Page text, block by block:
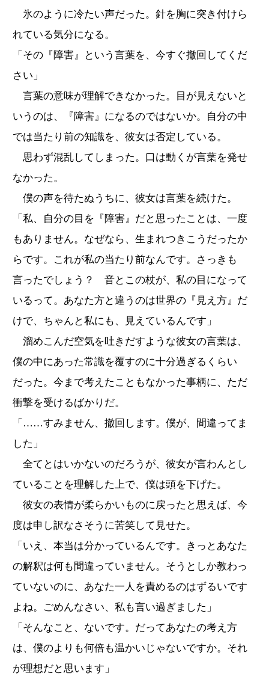
氷のように冷たい声だった。針を胸に突き付けら
れている気分になる。
「その『障害』という言葉を、今すぐ撤回してくだ
さい」
言葉の意味が理解できなかった。目が見えないと
いうのは、『障害』になるのではないか。自分の中
では当たり前の知識を、彼女は否定している。
思わず混乱してしまった。口は動くが言葉を発せ
なかった。
僕の声を待たぬうちに、彼女は言葉を続けた。
「私、自分の目を『障害』だと思ったことは、一度
もありません。なぜなら、生まれつきこうだったか
らです。これが私の当たり前なんです。さっきも
言ったでしょう？ 音とこの杖が、私の目になって
いるって。あなた方と違うのは世界の『見え方』だ
けで、ちゃんと私にも、見えているんです」
溜めこんだ空気を吐きだすような彼女の言葉は、
僕の中にあった常識を覆すのに十分過ぎるくらい
だった。今まで考えたこともなかった事柄に、ただ
衝撃を受けるばかりだ。
「……すみません、撤回します。僕が、間違ってま
した」
全てとはいかないのだろうが、彼女が言わんとし
ていることを理解した上で、僕は頭を下げた。
彼女の表情が柔らかいものに戻ったと思えば、今
度は申し訳なさそうに苦笑して見せた。
「いえ、本当は分かっているんです。きっとあなた
の解釈は何も間違っていません。そうとしか教わっ
ていないのに、あなた一人を責めるのはずるいです
よね。ごめんなさい、私も言い過ぎました」
「そんなこと、ないです。だってあなたの考え方
は、僕のよりも何倍も温かいじゃないですか。それ
が理想だと思います」